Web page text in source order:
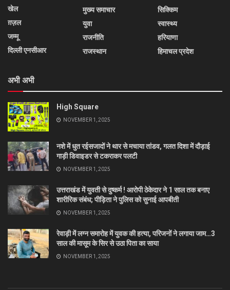
खेल
ग़ज़ल
जम्मू
दिल्ली एनसीआर
मुख्य समाचार
युवा
राजनीति
राजस्थान
सिक्किम
स्वास्थ्य
हरियाणा
हिमाचल प्रदेश
अभी अभी
High Square
NOVEMBER 1, 2025
नशे में धुत रईसजादों ने थार से मचाया तांडव, गलत दिशा में दौड़ाई
गाड़ी डिवाइडर से टकराकर पलटी
NOVEMBER 1, 2025
उत्तराखंड में युवती से दुष्कर्म ! आरोपी ठेकेदार ने 1 साल तक बनाए
शारीरिक संबंध; पीड़िता ने पुलिस को सुनाई आपबीती
NOVEMBER 1, 2025
रेवाड़ी में लग्न समारोह में युवक की हत्या, परिजनों ने लगाया जाम…3
साल की मासूम के सिर से उठा पिता का साया
NOVEMBER 1, 2025